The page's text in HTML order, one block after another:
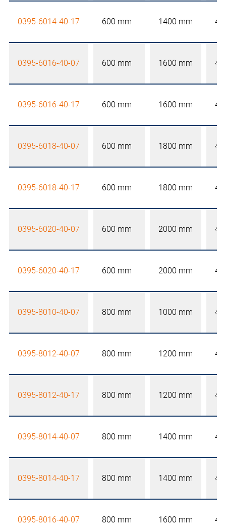
0395-6014-40-17 600 mm 1400 mm
0395-6016-40-07 600 mm 1600 mm
0395-6016-40-17 600 mm 1600 mm
0395-6018-40-07 600 mm 1800 mm
0395-6018-40-17 600 mm 1800 mm
0395-6020-40-07 600 mm 2000 mm
0395-6020-40-17 600 mm 2000 mm
0395-8010-40-07 800 mm 1000 mm
0395-8012-40-07 800 mm 1200 mm
0395-8012-40-17 800 mm 1200 mm
0395-8014-40-07 800 mm 1400 mm
0395-8014-40-17 800 mm 1400 mm
0395-8016-40-07 800 mm 1600 mm